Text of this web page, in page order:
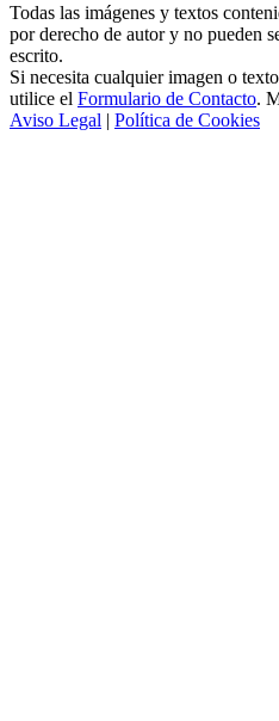
Todas las imágenes y textos
por derecho de autor y no pueden
escrito.
Si necesita cualquier imagen o
utilice el Formulario de Contacto.
Aviso Legal | Política de Cookies